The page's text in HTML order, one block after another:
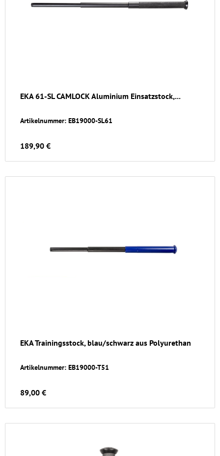
EKA 61-SL CAMLOCK Aluminium Einsatzstock,...
Artikelnummer: EB19000-SL61
189,90 €
EKA Trainingsstock, blau/schwarz aus Polyurethan
Artikelnummer: EB19000-T51
89,00 €